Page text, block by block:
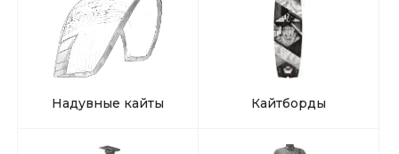
Надувные кайты Кайтборды